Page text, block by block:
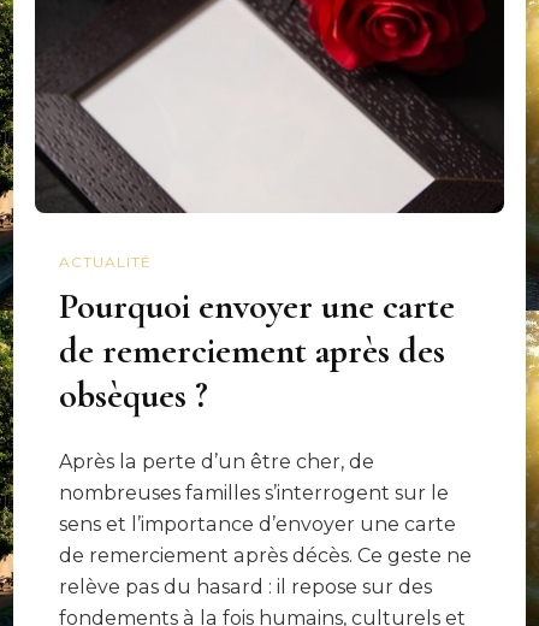
ACTUALITÉ
Pourquoi envoyer une carte
de remerciement après des
obsèques ?
Après la perte d’un être cher, de
nombreuses familles s’interrogent sur le
sens et l’importance d’envoyer une carte
de remerciement après décès. Ce geste ne
relève pas du hasard : il repose sur des
fondements à la fois humains, culturels et